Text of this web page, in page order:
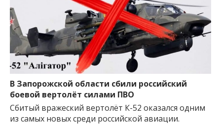
В Запорожской области сбили российский
боевой вертолёт силами ПВО
Сбитый вражеский вертолёт К-52 оказался одним
из самых новых среди российской авиации.